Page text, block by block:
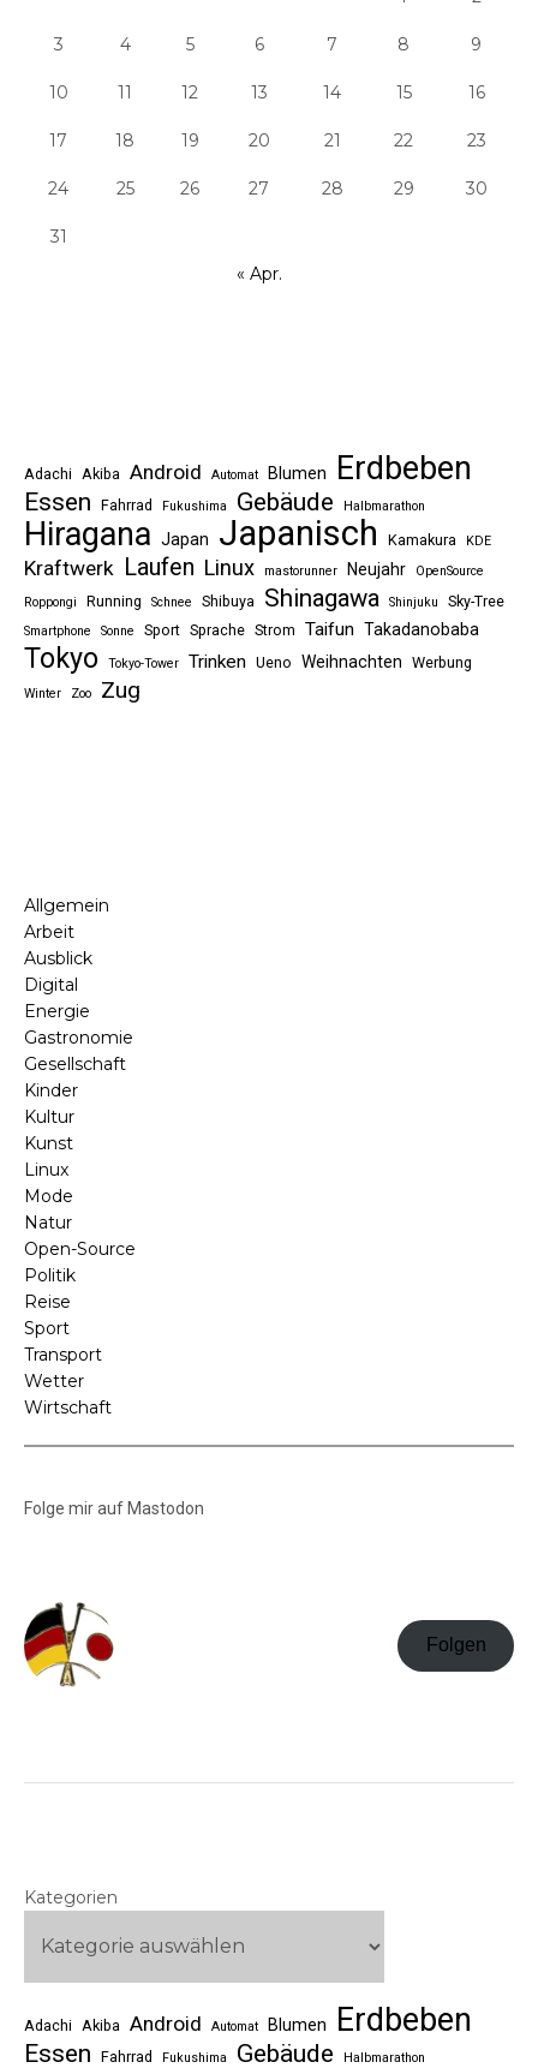
3 4 5 6 7 8 9
10 11 12 13 14 15 16
17 18 19 20 21 22 23
24 25 26 27 28 29 30
31
« Apr.
Adachi Akiba Android Automat Blumen Erdbeben
Essen Fahrrad Fukushima Gebäude Halbmarathon
Hiragana Japan Japanisch Kamakura KDE
Kraftwerk Laufen Linux mastorunner Neujahr
OpenSource
Roppongi
Running Schnee Shibuya Shinagawa Shinjuku Sky-Tree
Smartphone Sonne Sport Sprache Strom Taifun Takadanobaba
Tokyo Tokyo-Tower Trinken Ueno Weihnachten Werbung
Winter Zoo Zug
Allgemein
Arbeit
Ausblick
Digital
Energie
Gastronomie
Gesellschaft
Kinder
Kultur
Kunst
Linux
Mode
Natur
Open-Source
Politik
Reise
Sport
Transport
Wetter
Wirtschaft
Folge mir auf Mastodon
Folgen
Kategorien
Adachi Akiba Android Automat Blumen Erdbeben
Essen Fahrrad Fukushima Gebäude Halbmarathon